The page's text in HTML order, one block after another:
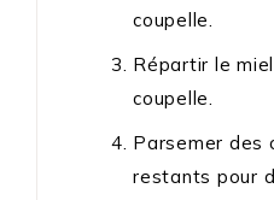
coupelle.
Répartir le
coupelle.
Parsemer des
restants pour